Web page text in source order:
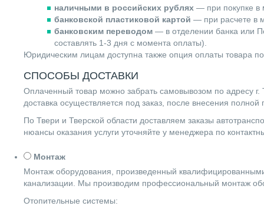
наличными в российских рублях — при покупке в
банковской пластиковой картой — при расчете в
банковским переводом — в отделении банка или
составлять 1-3 дня с момента оплаты).
Юридическим лицам доступна также опция оплаты товара
СПОСОБЫ ДОСТАВКИ
Оплаченный товар можно забрать самовывозом по адресу г.
доставка осуществляется под заказ, после внесения полной
По Твери и Тверской области доставляем заказы
нюансы оказания услуги уточняйте у менеджера по
Монтаж
Монтаж оборудования, произведенный
канализации. Мы производим профессиональный монтаж
Отопительные системы: